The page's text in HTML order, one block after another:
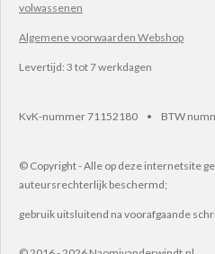
volwassenen
Algemene voorwaarden Webshop
Levertijd: 3 tot 7 werkdagen
KvK-nummer 71152180 • BTW
© Copyright - Alle op deze internetsite
auteursrechterlijk beschermd;
gebruik uitsluitend na voorafgaande